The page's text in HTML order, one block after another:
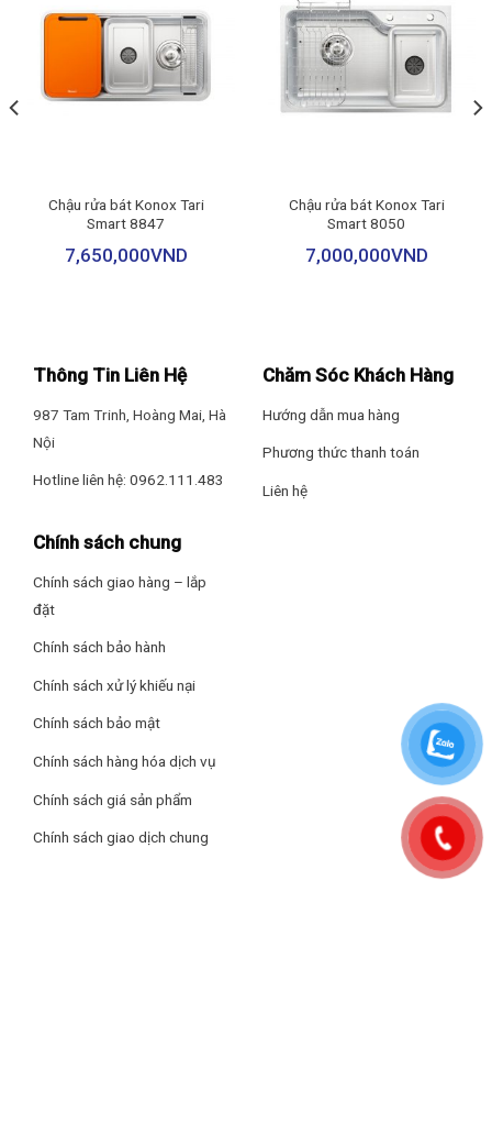
Bồn rửa chén sở hữu gam màu bạc sáng bóng, phù hợp với mọi
nội thất nhà bếp của các gia đình.
Kèm một rổ lọc rác tiện lợi
Chậu rửa bát Hafele HS20-SSN2R90S/567.20.506 đi kèm một rổ
Chậu rửa bát Konox Tari
Smart 8847
7,650,000VND
Chậu rửa bát Konox Tari
Smart 8050
7,000,000VND
Thông Tin Liên Hệ
987 Tam Trinh, Hoàng Mai, Hà
Nội
Hotline liên hệ: 0962.111.483
Chăm Sóc Khách Hàng
Hướng dẫn mua hàng
Phương thức thanh toán
Liên hệ
Chính sách chung
Chính sách giao hàng – lắp
đặt
Chính sách bảo hành
Chính sách xử lý khiếu nại
Chính sách bảo mật
Chính sách hàng hóa dịch vụ
Chính sách giá sản phẩm
Chính sách giao dịch chung